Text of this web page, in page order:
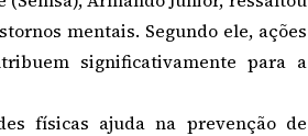
mentais. Segundo ele, ações
significativamente para a
físicas ajuda na prevenção de